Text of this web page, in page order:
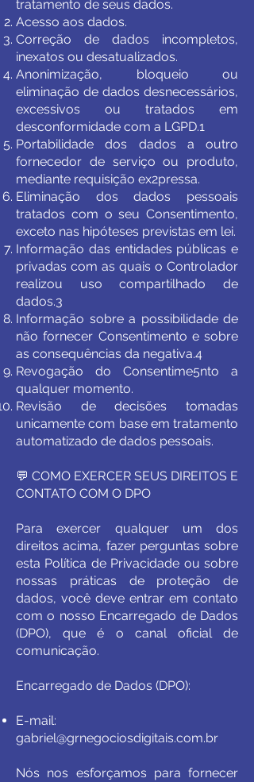
tratamento de seus dados.
Acesso aos dados.
Correção de dados incompletos,
inexatos ou desatualizados.
Anonimização, bloqueio ou
eliminação de dados desnecessários,
excessivos ou tratados em
desconformidade com a LGPD.1
Portabilidade dos dados a outro
fornecedor de serviço ou produto,
mediante requisição ex2pressa.
Eliminação dos dados pessoais
tratados com o seu Consentimento,
exceto nas hipóteses previstas em lei.
Informação das entidades públicas e
privadas com as quais o Controlador
realizou uso compartilhado de
dados.3
Informação sobre a possibilidade de
não fornecer Consentimento e sobre
as consequências da negativa.4
Revogação do Consentime5nto a
qualquer momento.
Revisão de decisões tomadas
unicamente com base em tratamento
automatizado de dados pessoais.
💬 COMO EXERCER SEUS DIREITOS E
CONTATO COM O DPO
Para exercer qualquer um dos
direitos acima, fazer perguntas sobre
esta Política de Privacidade ou sobre
nossas práticas de proteção de
dados, você deve entrar em contato
com o nosso Encarregado de Dados
(DPO), que é o canal oficial de
comunicação.
Encarregado de Dados (DPO):
E-mail:
gabriel@grnegociosdigitais.com.br
Nós nos esforçamos para fornecer